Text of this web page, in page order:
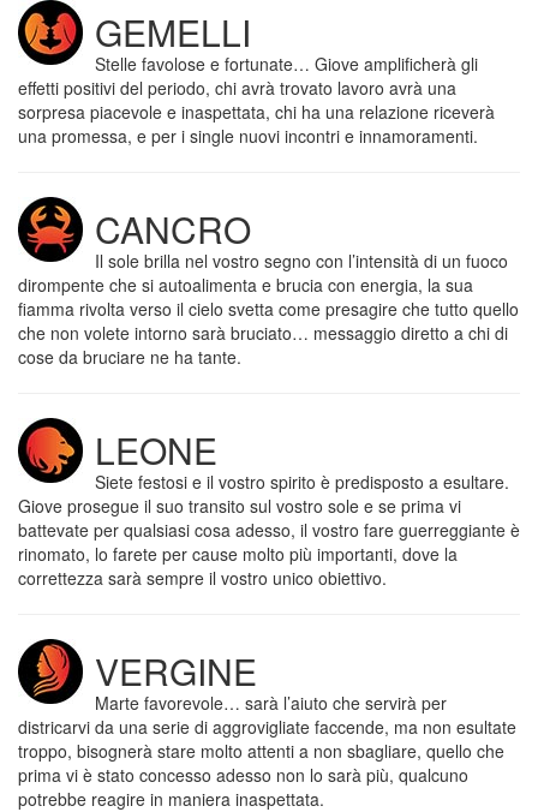
GEMELLI
Stelle favolose e fortunate… Giove amplificherà gli
effetti positivi del periodo, chi avrà trovato lavoro avrà una
sorpresa piacevole e inaspettata, chi ha una relazione riceverà
una promessa, e per i single nuovi incontri e innamoramenti.
CANCRO
Il sole brilla nel vostro segno con l’intensità di un fuoco
dirompente che si autoalimenta e brucia con energia, la sua
fiamma rivolta verso il cielo svetta come presagire che tutto quello
che non volete intorno sarà bruciato… messaggio diretto a chi di
cose da bruciare ne ha tante.
LEONE
Siete festosi e il vostro spirito è predisposto a esultare.
Giove prosegue il suo transito sul vostro sole e se prima vi
battevate per qualsiasi cosa adesso, il vostro fare guerreggiante è
rinomato, lo farete per cause molto più importanti, dove la
correttezza sarà sempre il vostro unico obiettivo.
VERGINE
Marte favorevole… sarà l’aiuto che servirà per
districarvi da una serie di aggrovigliate faccende, ma non esultate
troppo, bisognerà stare molto attenti a non sbagliare, quello che
prima vi è stato concesso adesso non lo sarà più, qualcuno
potrebbe reagire in maniera inaspettata.